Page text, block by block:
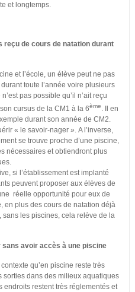
et longtemps.
reçu de cours de natation durant
et l’école, un élève peut ne pas
toute l’année voire plusieurs
pas possible qu’il n’ait reçu
cursus de la CM1 à la 6ème. Il en
durant son année de CM2.
« le savoir-nager ». A l’inverse,
se trouve proche d’une piscine,
nécessaires et obtiendront plus
si l’établissement est implanté
peuvent proposer aux élèves de
réelle opportunité pour eux de
en plus des cours de natation déjà
les piscines, cela relève de la
avoir accès à une piscine
qu’en piscine reste très
sorties dans des milieux aquatiques
endroits restent très réglementés et